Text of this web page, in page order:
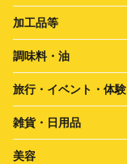
加工品等
調味料・油
旅行・イベント・体験
雑貨・日用品
美容